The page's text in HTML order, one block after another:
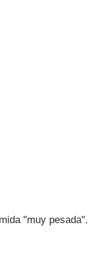
"muy pesada".